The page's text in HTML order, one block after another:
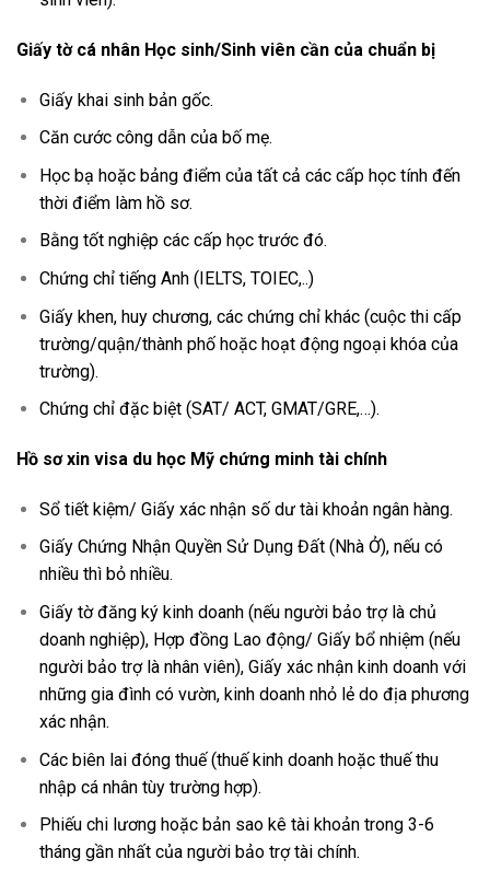
Giấy tờ cá nhân Học sinh/Sinh viên cần của chuẩn bị
Giấy khai sinh bản gốc.
Căn cước công dẫn của bố mẹ.
Học bạ hoặc bảng điểm của tất cả các cấp học tính đến
thời điểm làm hồ sơ.
Bằng tốt nghiệp các cấp học trước đó.
Chứng chỉ tiếng Anh (IELTS, TOIEC,..)
Giấy khen, huy chương, các chứng chỉ khác (cuộc thi cấp
trường/quận/thành phố hoặc hoạt động ngoại khóa của
trường).
Chứng chỉ đặc biệt (SAT/ ACT, GMAT/GRE,…).
Hồ sơ xin visa du học Mỹ chứng minh tài chính
Sổ tiết kiệm/ Giấy xác nhận số dư tài khoản ngân hàng.
Giấy Chứng Nhận Quyền Sử Dụng Đất (Nhà Ở), nếu có
nhiều thì bỏ nhiều.
Giấy tờ đăng ký kinh doanh (nếu người bảo trợ là chủ
doanh nghiệp), Hợp đồng Lao động/ Giấy bổ nhiệm (nếu
người bảo trợ là nhân viên), Giấy xác nhận kinh doanh với
những gia đình có vườn, kinh doanh nhỏ lẻ do địa phương
xác nhận.
Các biên lai đóng thuế (thuế kinh doanh hoặc thuế thu
nhập cá nhân tùy trường hợp).
Phiếu chi lương hoặc bản sao kê tài khoản trong 3-6
tháng gần nhất của người bảo trợ tài chính.